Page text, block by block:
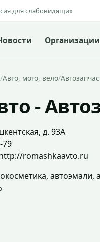
для слабовидящих
Организации
/Авто, мото, вело/
-
д. 93А
79
romashkaavto.ru